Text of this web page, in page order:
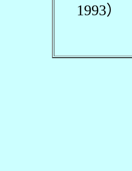
1993）